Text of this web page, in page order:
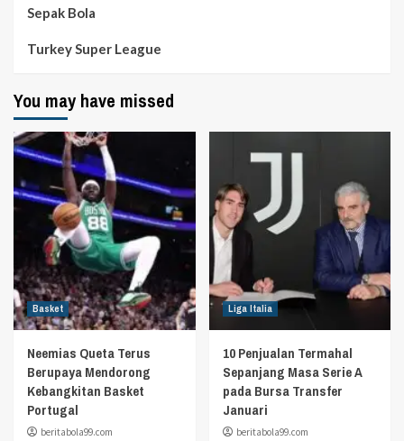
Sepak Bola
Turkey Super League
You may have missed
Basket
Neemias Queta Terus
Berupaya Mendorong
Kebangkitan Basket
Portugal
beritabola99.com
Liga Italia
10 Penjualan Termahal
Sepanjang Masa Serie A
pada Bursa Transfer
Januari
beritabola99.com